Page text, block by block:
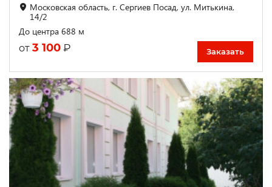
Московская область, г. Сергиев Посад, ул. Митькина,
14/2
До центра 688 м
от 3 100 ₽ Заказать